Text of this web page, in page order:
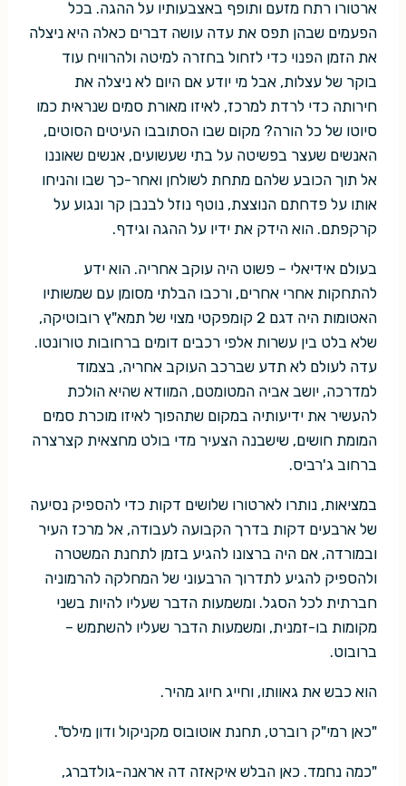
ארטורו רתח מזעם ותופף באצבעותיו על ההגה. בכל
הפעמים שבהן תפס את עדה עושה דברים כאלה היא ניצלה
את הזמן הפנוי כדי לזחול בחזרה למיטה ולהרוויח עוד
בוקר של עצלות, אבל מי יודע אם היום לא ניצלה את
חירותה כדי לרדת למרכז, לאיזו מאורת סמים שנראית כמו
סיוטו של כל הורה? מקום שבו הסתובבו העיטים הסוטים,
האנשים שעצר בפשיטה על בתי שעשועים, אנשים שאוננו
אל תוך הכובע שלהם מתחת לשולחן ואחר-כך שבו והניחו
אותו על פדחתם הנוצצת, נוטף נוזל לבנבן קר ונגוע על
קרקפתם. הוא הידק את ידיו על ההגה וגידף.
בעולם אידיאלי – פשוט היה עוקב אחריה. הוא ידע
להתחקות אחרי אחרים, ורכבו הבלתי מסומן עם שמשותיו
האטומות היה דגם 2 קומפקטי מצוי של תמא"ץ רובוטיקה,
שלא בלט בין עשרות אלפי רכבים דומים ברחובות טורונטו.
עדה לעולם לא תדע שברכב העוקב אחריה, בצמוד
למדרכה, יושב אביה המטומטם, המוודא שהיא הולכת
להעשיר את ידיעותיה במקום שתהפוך לאיזו מוכרת סמים
המומת חושים, שישבנה הצעיר מדי בולט מחצאית קצרצרה
ברחוב ג'רביס.
במציאות, נותרו לארטורו שלושים דקות כדי להספיק נסיעה
של ארבעים דקות בדרך הקבועה לעבודה, אל מרכז העיר
ובמורדה, אם היה ברצונו להגיע בזמן לתחנת המשטרה
ולהספיק להגיע לתדרוך הרבעוני של המחלקה להרמוניה
חברתית לכל הסגל. ומשמעות הדבר שעליו להיות בשני
מקומות בו-זמנית, ומשמעות הדבר שעליו להשתמש –
ברובוט.
הוא כבש את גאוותו, וחייג חיוג מהיר.
"כאן רמי"ק רוברט, תחנת אוטובוס מקניקול ודון מילס".
"כמה נחמד. כאן הבלש איקאזה דה אראנה-גולדברג,